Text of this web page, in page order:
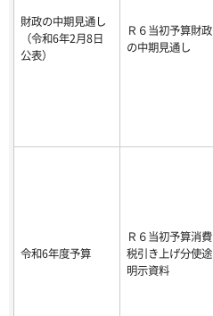
財政の中期見通し
（令和6年2月8日
公表）
Ｒ６当初予算財政
の中期見通し
令和6年度予算
Ｒ６当初予算消費
税引き上げ分使途
明示資料